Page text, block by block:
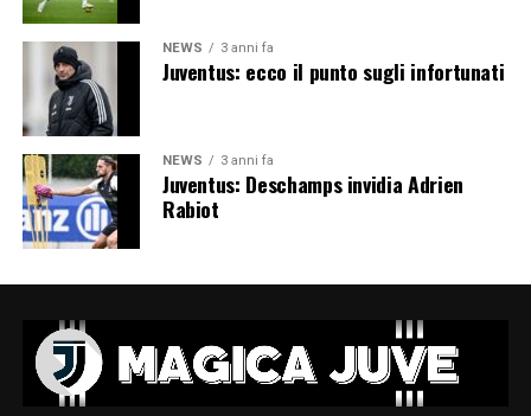
NEWS 3 anni fa
Juventus: ecco il punto sugli infortunati
NEWS 3 anni fa
Juventus: Deschamps invidia Adrien
Rabiot